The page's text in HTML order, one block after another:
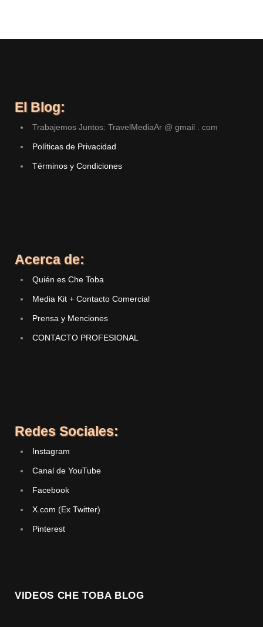
El Blog:
Trabajemos Juntos: TravelMediaAr @ gmail . com
Políticas de Privacidad
Términos y Condiciones
Acerca de:
Quién es Che Toba
Media Kit + Contacto Comercial
Prensa y Menciones
CONTACTO PROFESIONAL
Redes Sociales:
Instagram
Canal de YouTube
Facebook
X.com (Ex Twitter)
Pinterest
VIDEOS CHE TOBA BLOG